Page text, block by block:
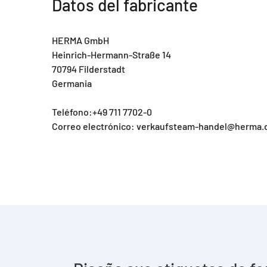
Datos del fabricante
HERMA GmbH
Heinrich-Hermann-Straße 14
70794 Filderstadt
Germania
Teléfono:+49 711 7702-0
Correo electrónico: verkaufsteam-